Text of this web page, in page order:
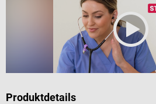
Produktdetails